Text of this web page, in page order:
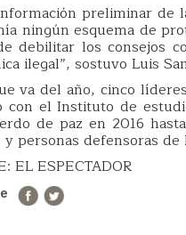
preliminar de
ningún esquema de
debilitar los consejos
ilegal”, sostuvo Luis
va del año, cinco
con el Instituto de
de paz en 2016
y personas defensoras de
EL ESPECTADOR